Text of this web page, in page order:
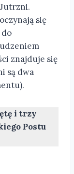
się
do
znajduje się
są dwa
i trzy
Postu